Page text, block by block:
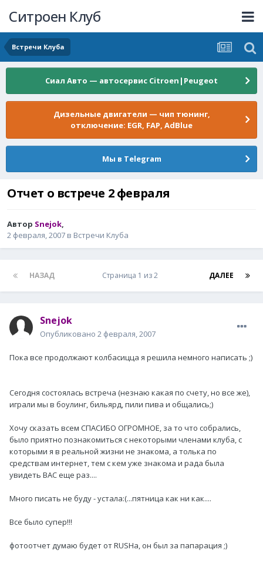
Ситроен Клуб
Встречи Клуба
Сиал Авто — автосервис Citroen|Peugeot
Дизельные двигатели — чип тюнинг,
отключение: EGR, FAP, AdBlue
Мы в Telegram
Отчет о встрече 2 февраля
Автор Snejok,
2 февраля, 2007 в Встречи Клуба
НАЗАД ДАЛЕЕ
Страница 1 из 2
Snejok
Опубликовано 2 февраля, 2007
Пока все продолжают колбасицца я решила немного написать ;)
Сегодня состоялась встреча (незнаю какая по счету, но все же),
играли мы в боулинг, бильярд, пили пива и общались;)
Хочу сказать всем СПАСИБО ОГРОМНОЕ, за то что собрались,
было приятно познакомиться с некоторыми членами клуба, с
которыми я в реальной жизни не знакома, а толька по
средствам интернет, тем с кем уже знакома и рада была
увидеть ВАС еще раз....
Много писать не буду - устала:(...пятница как ни как....
Все было супер!!!
фотоотчет думаю будет от RUSHа, он был за папарация ;)